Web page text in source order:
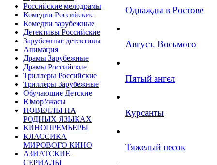
Российские мелодрамы
Комедии Российские
Комедии зарубежные
Детективы Российские
Зарубежные детективы
Анимация
Драмы Зарубежные
Драмы Российские
Триллеры Российские
Триллеры Зарубежные
Обучающие Детские
ЮморУжасы
НОВЕЛЛЫ НА
РОДНЫХ ЯЗЫКАХ
КИНОПРЕМЬЕРЫ
КЛАССИКА
МИРОВОГО КИНО
АЗИАТСКИЕ
СЕРИАЛЫ
Однажды в Ростове
Август. Восьмого
Пятый ангел
Курсанты
Тяжелый песок